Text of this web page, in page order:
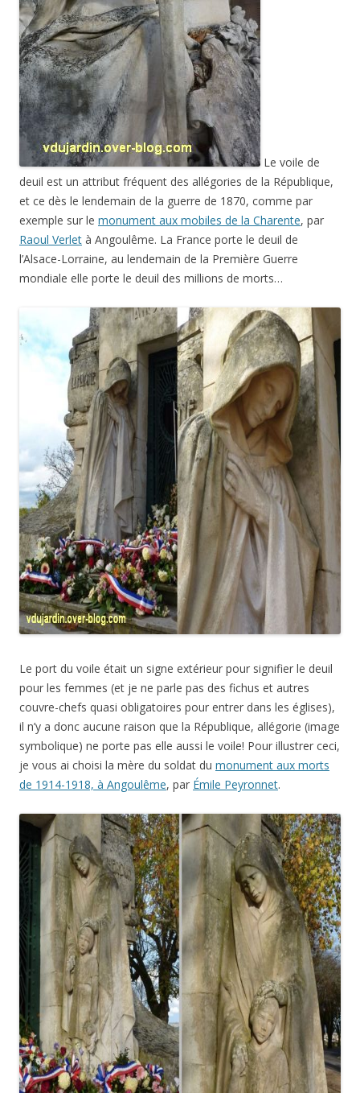
Le voile de
deuil est un attribut fréquent des allégories de la République,
et ce dès le lendemain de la guerre de 1870, comme par
exemple sur le monument aux mobiles de la Charente, par
Raoul Verlet à Angoulême. La France porte le deuil de
l’Alsace-Lorraine, au lendemain de la Première Guerre
mondiale elle porte le deuil des millions de morts…
Le port du voile était un signe extérieur pour signifier le deuil
pour les femmes (et je ne parle pas des fichus et autres
couvre-chefs quasi obligatoires pour entrer dans les églises),
il n’y a donc aucune raison que la République, allégorie (image
symbolique) ne porte pas elle aussi le voile! Pour illustrer ceci,
je vous ai choisi la mère du soldat du monument aux morts
de 1914-1918, à Angoulême, par Émile Peyronnet.